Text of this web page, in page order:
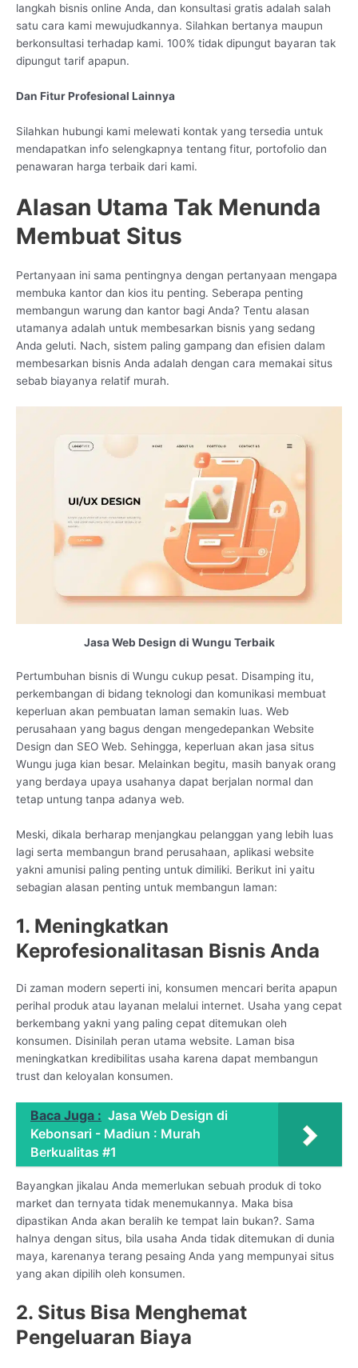
langkah bisnis online Anda, dan konsultasi gratis adalah salah
satu cara kami mewujudkannya. Silahkan bertanya maupun
berkonsultasi terhadap kami. 100% tidak dipungut bayaran tak
dipungut tarif apapun.
Dan Fitur Profesional Lainnya
Silahkan hubungi kami melewati kontak yang tersedia untuk
mendapatkan info selengkapnya tentang fitur, portofolio dan
penawaran harga terbaik dari kami.
Alasan Utama Tak Menunda
Membuat Situs
Pertanyaan ini sama pentingnya dengan pertanyaan mengapa
membuka kantor dan kios itu penting. Seberapa penting
membangun warung dan kantor bagi Anda? Tentu alasan
utamanya adalah untuk membesarkan bisnis yang sedang
Anda geluti. Nach, sistem paling gampang dan efisien dalam
membesarkan bisnis Anda adalah dengan cara memakai situs
sebab biayanya relatif murah.
Jasa Web Design di Wungu Terbaik
Pertumbuhan bisnis di Wungu cukup pesat. Disamping itu,
perkembangan di bidang teknologi dan komunikasi membuat
keperluan akan pembuatan laman semakin luas. Web
perusahaan yang bagus dengan mengedepankan Website
Design dan SEO Web. Sehingga, keperluan akan jasa situs
Wungu juga kian besar. Melainkan begitu, masih banyak orang
yang berdaya upaya usahanya dapat berjalan normal dan
tetap untung tanpa adanya web.
Meski, dikala berharap menjangkau pelanggan yang lebih luas
lagi serta membangun brand perusahaan, aplikasi website
yakni amunisi paling penting untuk dimiliki. Berikut ini yaitu
sebagian alasan penting untuk membangun laman:
1. Meningkatkan
Keprofesionalitasan Bisnis Anda
Di zaman modern seperti ini, konsumen mencari berita apapun
perihal produk atau layanan melalui internet. Usaha yang cepat
berkembang yakni yang paling cepat ditemukan oleh
konsumen. Disinilah peran utama website. Laman bisa
meningkatkan kredibilitas usaha karena dapat membangun
trust dan keloyalan konsumen.
Baca Juga : Jasa Web Design di
Kebonsari - Madiun : Murah
Berkualitas #1
Bayangkan jikalau Anda memerlukan sebuah produk di toko
market dan ternyata tidak menemukannya. Maka bisa
dipastikan Anda akan beralih ke tempat lain bukan?. Sama
halnya dengan situs, bila usaha Anda tidak ditemukan di dunia
maya, karenanya terang pesaing Anda yang mempunyai situs
yang akan dipilih oleh konsumen.
2. Situs Bisa Menghemat
Pengeluaran Biaya